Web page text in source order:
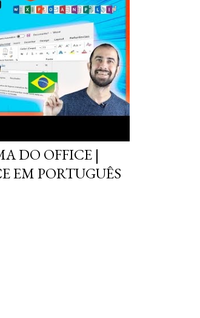
DO OFFICE |
EM PORTUGUÊS